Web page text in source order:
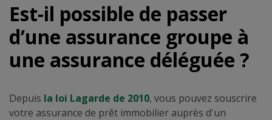
Est-il possible de passer
d’une assurance groupe à
une assurance déléguée ?
Depuis la loi Lagarde de 2010, vous pouvez souscrire
votre assurance de prêt immobilier auprès d'un